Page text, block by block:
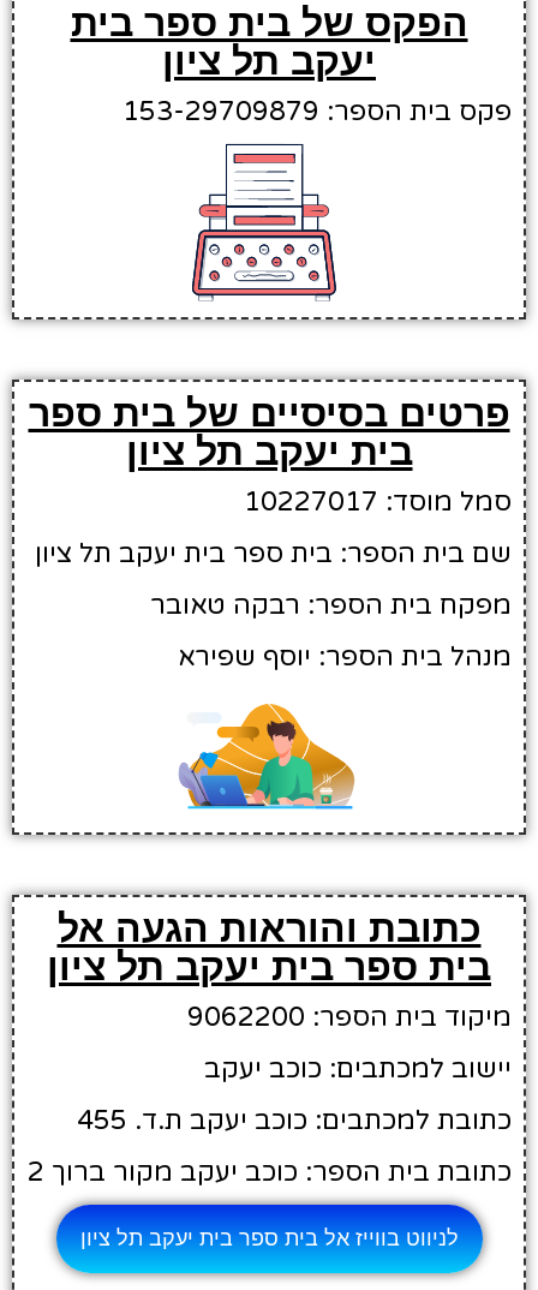
הפקס של בית ספר בית
יעקב תל ציון
פקס בית הספר: 153-29709879
פרטים בסיסיים של בית ספר
בית יעקב תל ציון
סמל מוסד: 10227017
שם בית הספר: בית ספר בית יעקב תל ציון
מפקח בית הספר: רבקה טאובר
מנהל בית הספר: יוסף שפירא
כתובת והוראות הגעה אל
בית ספר בית יעקב תל ציון
מיקוד בית הספר: 9062200
יישוב למכתבים: כוכב יעקב
כתובת למכתבים: כוכב יעקב ת.ד. 455
כתובת בית הספר: כוכב יעקב מקור ברוך 2
לניווט בווייז אל בית ספר בית יעקב תל ציון